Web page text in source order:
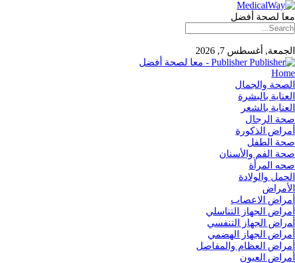
معا لصحة أفضل
الجمعة, أغسطس 7, 2026
Publisher - معا لصحة أفضل
Home
الصحة والجمال
العناية بالبشرة
العناية بالشعر
صحة الرجال
أمراض الذكورة
صحة الطفل
صحة الفم والأسنان
صحه المرأة
الحمل والولادة
الأمراض
أمراض الاعصاب
أمراض الجهاز التناسلي
أﻤراض اﻟﺠﻬﺎز اﻟﺘﻨﻔﺴﻲ
أمراض الجهاز الهضمي
أمراض العظام والمفاصل
أمراض العيون